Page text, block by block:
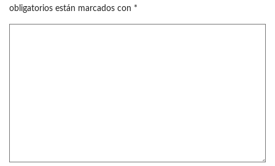
obligatorios están marcados con *